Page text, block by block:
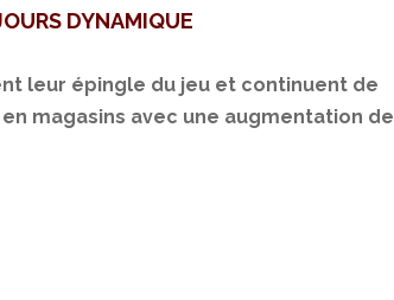
DYNAMIQUE
leur épingle du jeu et continuent de
magasins avec une augmentation de